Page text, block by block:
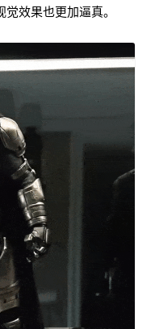
效果也更加逼真。